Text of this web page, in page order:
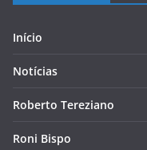
Início
Notícias
Roberto Tereziano
Roni Bispo